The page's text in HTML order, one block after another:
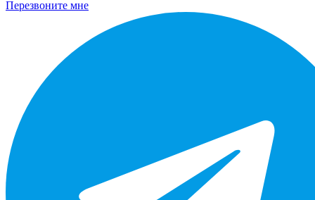
Перезвоните мне